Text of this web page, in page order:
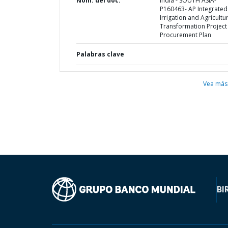
P160463- AP Integrated
Irrigation and
Transformation Project
Procurement Plan
Palabras clave
Vea más